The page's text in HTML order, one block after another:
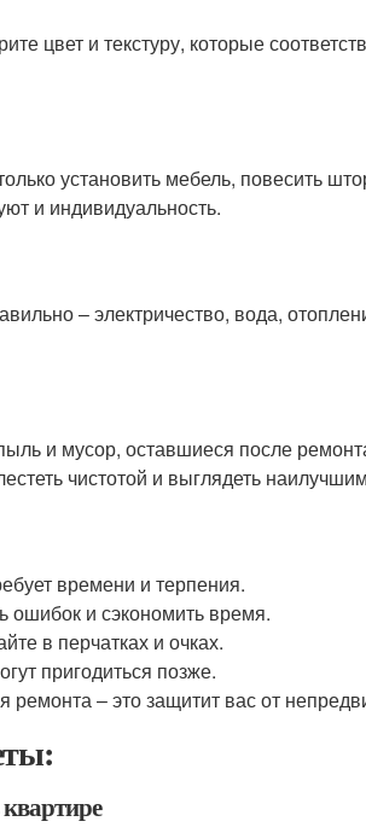
цвет и текстуру, которые
установить мебель, повесить
и индивидуальность.
– электричество, вода,
и мусор, оставшиеся после
чистотой и выглядеть
времени и терпения.
и сэкономить время.
в перчатках и очках.
пригодиться позже.
ремонта – это защитит вас от